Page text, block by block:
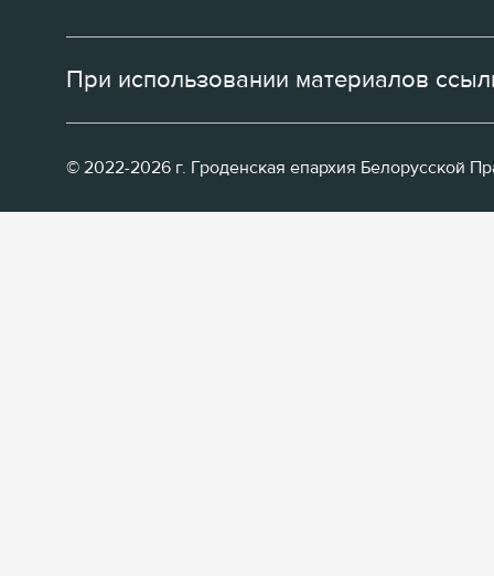
При использовании материалов
© 2022-2026 г. Гроденская епархия Белорусской